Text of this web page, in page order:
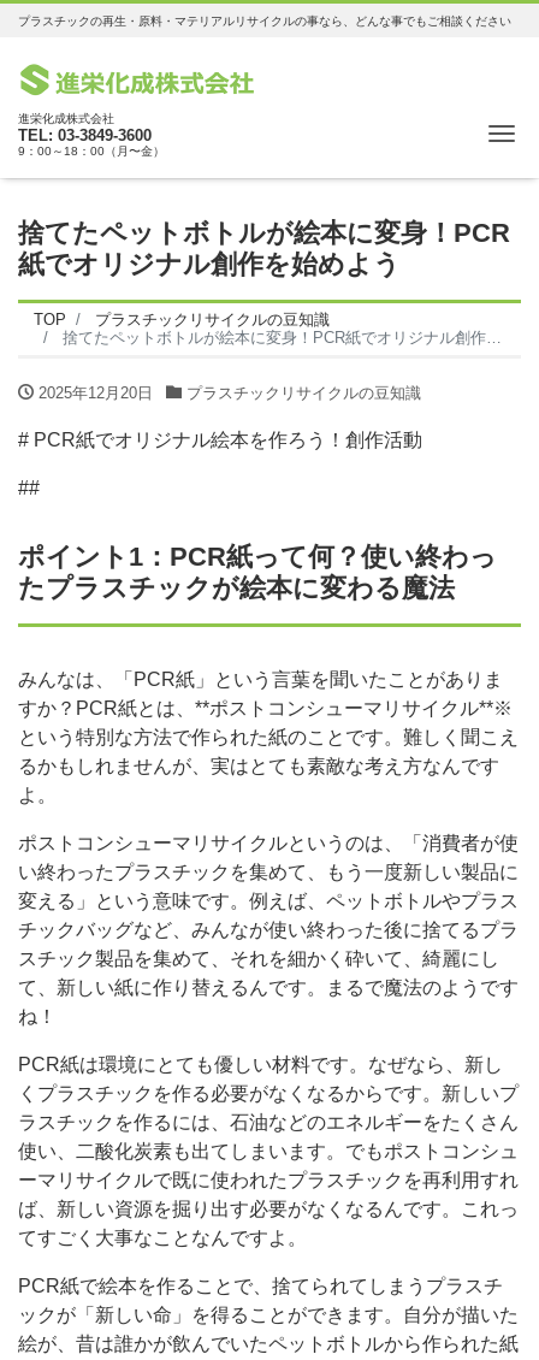
プラスチックの再生・原料・マテリアルリサイクルの事なら、どんな事でもご相談ください
進栄化成株式会社
TEL: 03-3849-3600
9：00～18：00（月〜金）
捨てたペットボトルが絵本に変身！PCR
紙でオリジナル創作を始めよう
TOP
プラスチックリサイクルの豆知識
捨てたペットボトルが絵本に変身！PCR紙でオリジナル創作を始めよう
2025年12月20日 プラスチックリサイクルの豆知識
# PCR紙でオリジナル絵本を作ろう！創作活動
##
ポイント1：PCR紙って何？使い終わっ
たプラスチックが絵本に変わる魔法
みんなは、「PCR紙」という言葉を聞いたことがありま
すか？PCR紙とは、**ポストコンシューマリサイクル**※
という特別な方法で作られた紙のことです。難しく聞こえ
るかもしれませんが、実はとても素敵な考え方なんです
よ。
ポストコンシューマリサイクルというのは、「消費者が使
い終わったプラスチックを集めて、もう一度新しい製品に
変える」という意味です。例えば、ペットボトルやプラス
チックバッグなど、みんなが使い終わった後に捨てるプラ
スチック製品を集めて、それを細かく砕いて、綺麗にし
て、新しい紙に作り替えるんです。まるで魔法のようです
ね！
PCR紙は環境にとても優しい材料です。なぜなら、新し
くプラスチックを作る必要がなくなるからです。新しいプ
ラスチックを作るには、石油などのエネルギーをたくさん
使い、二酸化炭素も出てしまいます。でもポストコンシュ
ーマリサイクルで既に使われたプラスチックを再利用すれ
ば、新しい資源を掘り出す必要がなくなるんです。これっ
てすごく大事なことなんですよ。
PCR紙で絵本を作ることで、捨てられてしまうプラスチ
ックが「新しい命」を得ることができます。自分が描いた
絵が、昔は誰かが飲んでいたペットボトルから作られた紙